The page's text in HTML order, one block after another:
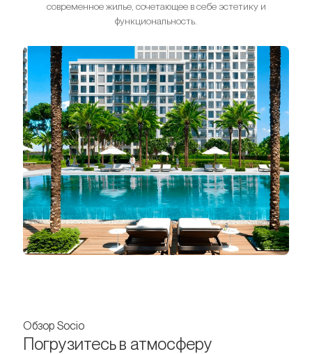
современное жилье, сочетающее в себе эстетику и
функциональность.
Обзор Socio
Погрузитесь в атмосферу